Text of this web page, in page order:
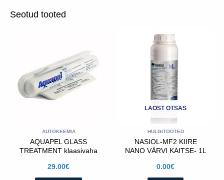
Seotud tooted
AUTOKEEMIA
AQUAPEL GLASS
TREATMENT klaasivaha
29.00€
LAOST OTSAS
HULGITOOTED
NASIOL-MF2 KIIRE
NANO VÄRVI KAITSE- 1L
0.00€